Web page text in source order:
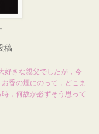
稿
好きな親父でしたが，今
香の煙にのって，どこま
，何故か必ずそう思って